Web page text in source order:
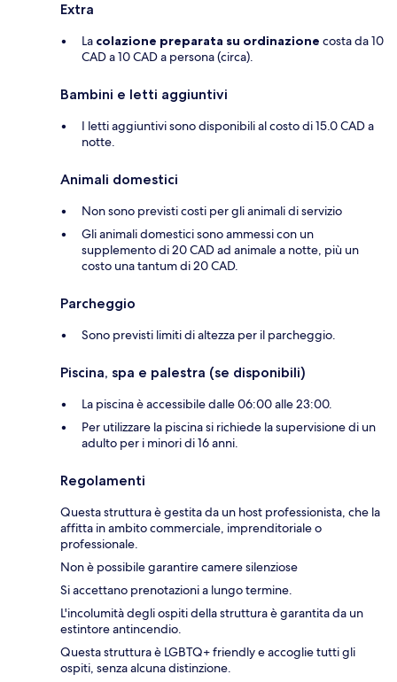
Extra
La colazione preparata su ordinazione costa da 10
CAD a 10 CAD a persona (circa).
Bambini e letti aggiuntivi
I letti aggiuntivi sono disponibili al costo di 15.0 CAD a
notte.
Animali domestici
Non sono previsti costi per gli animali di servizio
Gli animali domestici sono ammessi con un
supplemento di 20 CAD ad animale a notte, più un
costo una tantum di 20 CAD.
Parcheggio
Sono previsti limiti di altezza per il parcheggio.
Piscina, spa e palestra (se disponibili)
La piscina è accessibile dalle 06:00 alle 23:00.
Per utilizzare la piscina si richiede la supervisione di un
adulto per i minori di 16 anni.
Regolamenti
Questa struttura è gestita da un host professionista, che la
affitta in ambito commerciale, imprenditoriale o
professionale.
Non è possibile garantire camere silenziose
Si accettano prenotazioni a lungo termine.
L'incolumità degli ospiti della struttura è garantita da un
estintore antincendio.
Questa struttura è LGBTQ+ friendly e accoglie tutti gli
ospiti, senza alcuna distinzione.